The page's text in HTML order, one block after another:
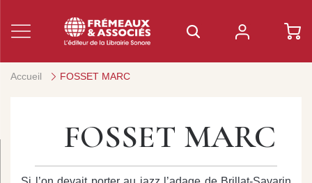
Accueil FOSSET MARC
FOSSET MARC